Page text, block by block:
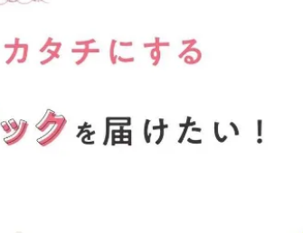
CAMPFIRE for Social Good